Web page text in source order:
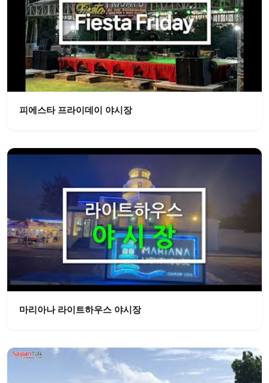
피에스타 프라이데이 야시장
마리아나 라이트하우스 야시장